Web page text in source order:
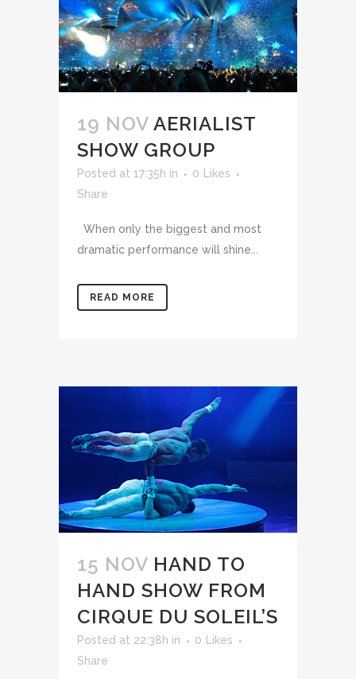
19 NOV AERIALIST
SHOW GROUP
Posted at 17:35h in 0
Likes
Share
When only the biggest and most
dramatic performance will shine...
READ MORE
15 NOV HAND TO
HAND SHOW FROM
CIRQUE DU SOLEIL’S
Posted at 22:38h in 0
Likes
Share